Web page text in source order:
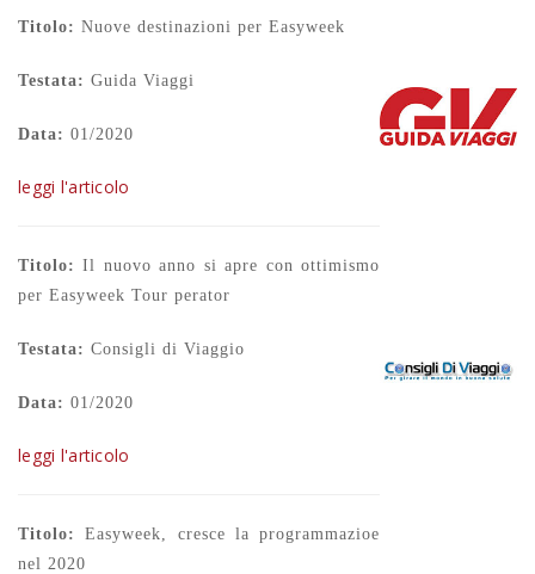
Titolo: Nuove destinazioni per Easyweek
Testata: Guida Viaggi
Data: 01/2020
leggi l'articolo
Titolo: Il nuovo anno si apre con ottimismo
per Easyweek Tour perator
Testata: Consigli di Viaggio
Data: 01/2020
leggi l'articolo
Titolo:
Easyweek, cresce la programmazioe
nel 2020